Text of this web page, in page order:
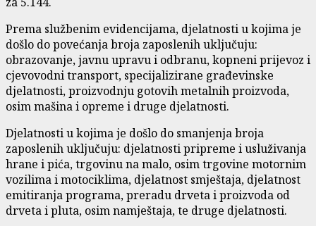
Prema službenim evidencijama, djelatnosti u kojima je
došlo do povećanja broja zaposlenih uključuju:
obrazovanje, javnu upravu i odbranu, kopneni prijevoz i
cjevovodni transport, specijalizirane građevinske
djelatnosti, proizvodnju gotovih metalnih proizvoda,
osim mašina i opreme i druge djelatnosti.
Djelatnosti u kojima je došlo do smanjenja broja
zaposlenih uključuju: djelatnosti pripreme i usluživanja
hrane i pića, trgovinu na malo, osim trgovine motornim
vozilima i motociklima, djelatnost smještaja, djelatnost
emitiranja programa, preradu drveta i proizvoda od
drveta i pluta, osim namještaja, te druge djelatnosti.